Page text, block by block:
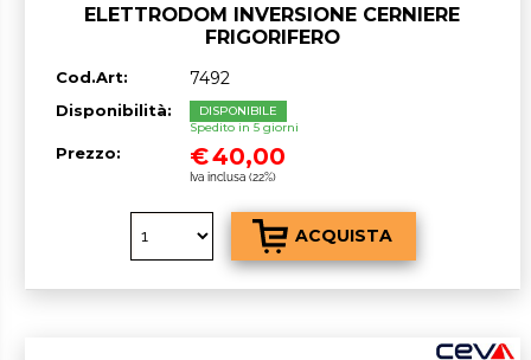
ELETTRODOM INVERSIONE CERNIERE
FRIGORIFERO
Cod.Art: 7492
Disponibilità:
DISPONIBILE
Spedito in 5 giorni
Prezzo: €40,00
Iva inclusa (22%)